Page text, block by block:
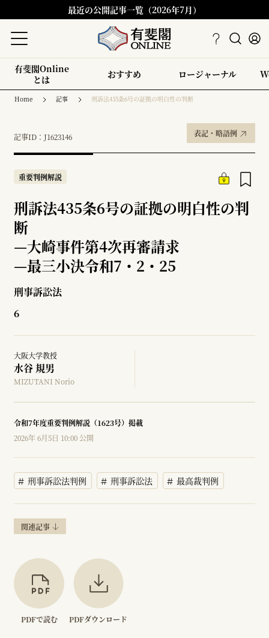
最近の公開記事一覧（2026年7月）
有斐閣Online
とは
おすすめ ロージャーナル
Home 記事 刑訴法435条6号の証拠の明白性の判断
記事ID：J1623146 表記・略語例
重要判例解説
刑訴法435条6号の証拠の明白性の判
断
—大崎事件第4次再審請求
—最三小決令和7・2・25
刑事訴訟法
6
大阪大学教授
水谷 規男
MIZUTANI Norio
令和7年度重要判例解説（1623号）掲載
2026年 6月5日 10:00 公開
刑事訴訟法判例 刑事訴訟法 最高裁判例
関連記事
PDFで読む PDFダウンロード